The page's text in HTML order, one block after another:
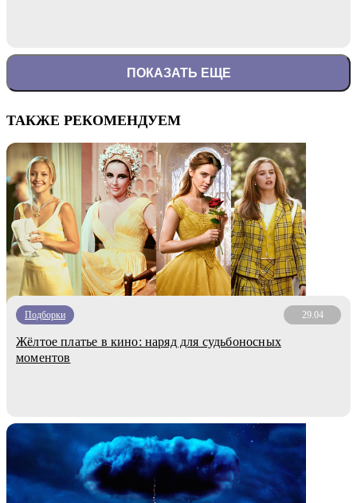
ПОКАЗАТЬ ЕЩЕ
ТАКЖЕ РЕКОМЕНДУЕМ
Подборки 29.04
Жёлтое платье в кино: наряд для судьбоносных
моментов